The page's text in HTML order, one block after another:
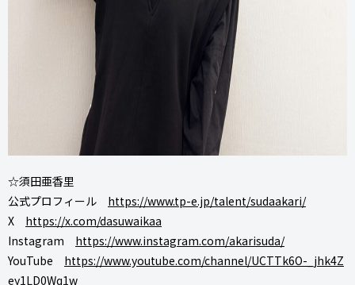
☆須田亜香里
公式プロフィール https://www.tp-e.jp/talent/sudaakari/
X https://x.com/dasuwaikaa
Instagram https://www.instagram.com/akarisuda/
YouTube https://www.youtube.com/channel/UCTTk6O-_jhk4Z
ey1LD0Wq1w